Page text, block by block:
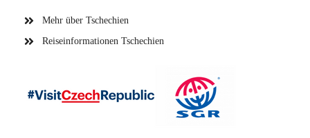
Mehr über Tschechien
Reiseinformationen Tschechien